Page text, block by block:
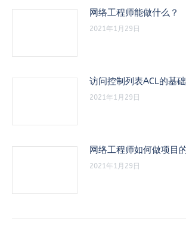
网络工程师能做什么？
2021年1月29日
访问控制列表ACL的基础
2021年1月29日
网络工程师如何做项目
2021年1月29日